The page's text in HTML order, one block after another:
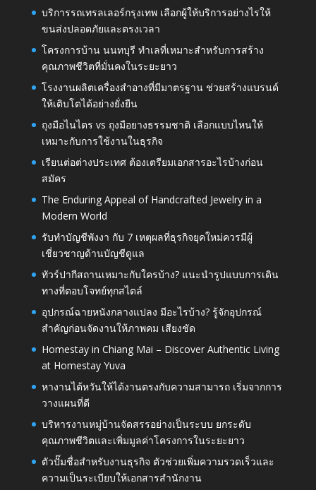
บริการรถเทรลเลอร์กรุงเทพ เลือกผู้ให้บริการอย่างไรให้
ขนส่งปลอดภัยและตรงเวลา
โครงการบ้าน นนทบุรี ทำเลที่เหมาะสำหรับการสร้าง
คุณภาพชีวิตที่มั่นคงในระยะยาว
โรงงานผลิตเครื่องสำอางที่มีมาตรฐาน ช่วยสร้างแบรนด์
ให้เติบโตได้อย่างยั่งยืน
ถุงมือไนไตร vs ถุงมือยางธรรมชาติ เลือกแบบไหนให้
เหมาะกับการใช้งานในธุรกิจ
เรียนต่อต่างประเทศ ต้องเตรียมเอกสารอะไรบ้างก่อน
สมัคร
The Enduring Appeal of Handcrafted Jewelry in a
Modern World
รับทำบัญชีพังงา กับ 7 เหตุผลที่ธุรกิจยุคใหม่ควรมีผู้
เชี่ยวชาญด้านบัญชีดูแล
ทัวร์ปากีสถานเหมาะกับใครบ้าง? แนะนำรูปแบบการเดิน
ทางที่ตอบโจทย์ทุกสไตล์
อุปกรณ์ฉายหนังกลางแปลง มีอะไรบ้าง? รู้จักอุปกรณ์
สำคัญก่อนจัดงานให้ภาพคม เสียงชัด
Homestay in Chiang Mai – Discover Authentic Living
at Homestay Yuva
หางานไต้หวันให้ได้งานตรงกับความสามารถ เริ่มจากการ
วางแผนที่ดี
บริหารงานหมู่บ้านจัดสรรอย่างเป็นระบบ ยกระดับ
คุณภาพชีวิตและเพิ่มมูลค่าโครงการในระยะยาว
ตัวปั๊มชื่อสำหรับงานธุรกิจ ตัวช่วยเพิ่มความรวดเร็วและ
ความเป็นระเบียบให้เอกสารสำนักงาน